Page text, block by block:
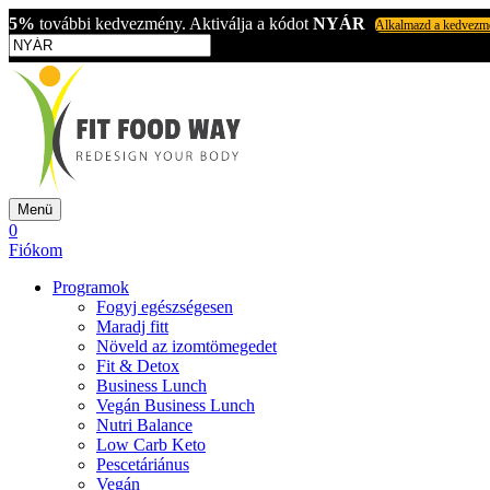
5% további kedvezmény. Aktiválja a kódot NYÁR Alkalmazd a
Menü
0
Fiókom
Programok
Fogyj egészségesen
Maradj fitt
Növeld az izomtömegedet
Fit & Detox
Business Lunch
Vegán Business Lunch
Nutri Balance
Low Carb Keto
Pescetáriánus
Vegán